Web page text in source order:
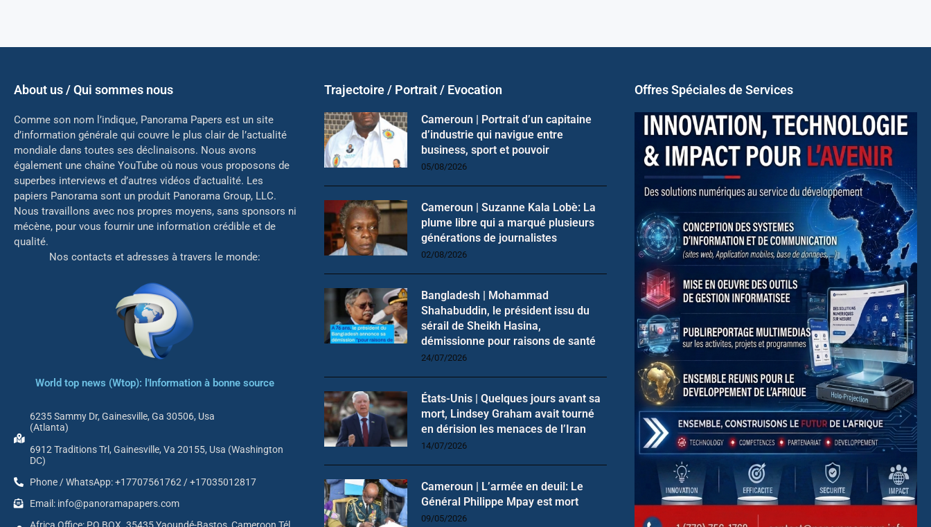
About us / Qui sommes nous
Comme son nom l’indique, Panorama Papers est un site
d’information générale qui couvre le plus clair de l’actualité
mondiale dans toutes ses déclinaisons. Nous avons
également une chaîne YouTube où nous vous proposons de
superbes interviews et d’autres vidéos d’actualité. Les
papiers Panorama sont un produit Panorama Group, LLC.
Nous travaillons avec nos propres moyens, sans sponsors ni
mécène, pour vous fournir une information crédible et de
qualité.
Nos contacts et adresses à travers le monde:
World top news (Wtop): l'Information à bonne source
6235 Sammy Dr, Gainesville, Ga 30506, Usa
(Atlanta)
6912 Traditions Trl, Gainesville, Va 20155, Usa (Washington
DC)
Phone / WhatsApp: +17707561762 / +17035012817
Email: info@panoramapapers.com
Trajectoire / Portrait / Evocation
Cameroun | Portrait d’un capitaine
d’industrie qui navigue entre
business, sport et pouvoir
05/08/2026
Cameroun | Suzanne Kala Lobè: La
plume libre qui a marqué plusieurs
générations de journalistes
02/08/2026
Bangladesh | Mohammad
Shahabuddin, le président issu du
sérail de Sheikh Hasina,
démissionne pour raisons de santé
24/07/2026
États-Unis | Quelques jours avant sa
mort, Lindsey Graham avait tourné
en dérision les menaces de l’Iran
14/07/2026
Cameroun | L’armée en deuil: Le
Général Philippe Mpay est mort
09/05/2026
Offres Spéciales de Services